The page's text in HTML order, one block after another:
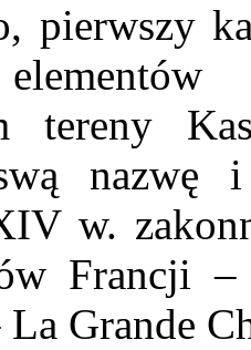
pierwszy
tereny
nazwę
w.
Francji
Grande